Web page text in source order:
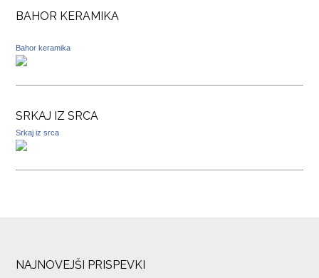
BAHOR KERAMIKA
Bahor keramika
SRKAJ IZ SRCA
Srkaj iz srca
NAJNOVEJŠI PRISPEVKI